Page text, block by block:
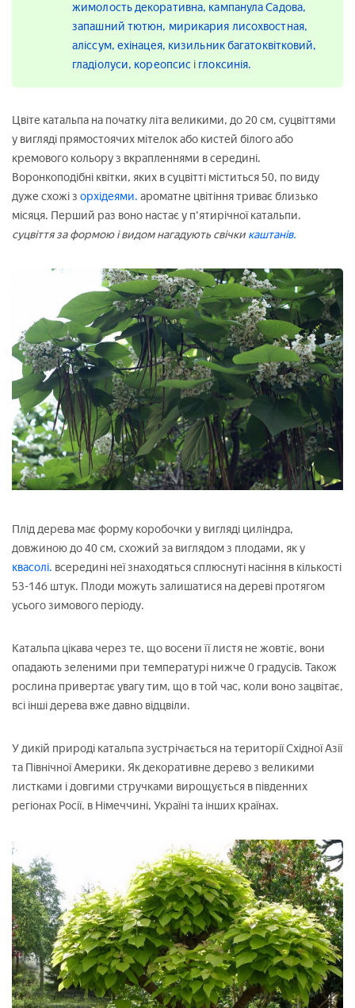
жимолость декоративна, кампанула Садова,
запашний тютюн, мирикария лисохвостная,
аліссум, ехінацея, кизильник багатоквітковий,
гладіолуси, кореопсис і глоксинія.
Цвіте катальпа на початку літа великими, до 20 см, суцвіттями
у вигляді прямостоячих мітелок або кистей білого або
кремового кольору з вкрапленнями в середині.
Воронкоподібні квітки, яких в суцвітті міститься 50, по виду
дуже схожі з орхідеями. ароматне цвітіння триває близько
місяця. Перший раз воно настає у п'ятирічної катальпи.
суцвіття за формою і видом нагадують свічки каштанів.
Плід дерева має форму коробочки у вигляді циліндра,
довжиною до 40 см, схожий за виглядом з плодами, як у
квасолі. всередині неї знаходяться сплюснуті насіння в кількості
53-146 штук. Плоди можуть залишатися на дереві протягом
усього зимового періоду.
Катальпа цікава через те, що восени її листя не жовтіє, вони
опадають зеленими при температурі нижче 0 градусів. Також
рослина привертає увагу тим, що в той час, коли воно зацвітає,
всі інші дерева вже давно відцвіли.
У дикій природі катальпа зустрічається на території Східної Азії
та Північної Америки. Як декоративне дерево з великими
листками і довгими стручками вирощується в південних
регіонах Росії, в Німеччині, Україні та інших країнах.